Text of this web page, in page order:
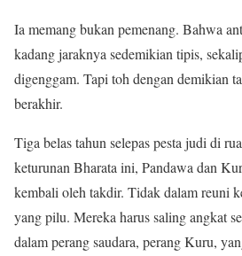
Ia memang bukan pemenang. Bahwa
kadang jaraknya sedemikian tipis,
digenggam. Tapi toh dengan demikian
berakhir.
Tiga belas tahun selepas pesta judi di
keturunan Bharata ini, Pandawa dan
kembali oleh takdir. Tidak dalam reuni
yang pilu. Mereka harus saling angkat
dalam perang saudara, perang Kuru,